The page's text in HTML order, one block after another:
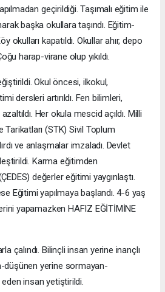
geçirildiği. Taşımalı eğitim ile
başka okullara taşındı. Eğitim-
okulları kapatıldı. Okullar ahır, depo
harap-virane olup yıkıldı.
Okul öncesi, ilkokul,
dersleri artırıldı. Fen bilimleri,
Her okula mescid açıldı. Milli
Tarikatları (STK) Sivil Toplum
ve anlaşmalar imzaladı. Devlet
Karma eğitimden
değerler eğitimi yaygınlaştı.
Eğitimi yapılmaya başlandı. 4-6 yaş
yapamazken HAFIZ EĞİTİMİNE
çalındı. Bilinçli insan yerine inançlı
yerine sormayan-
insan yetiştirildi.